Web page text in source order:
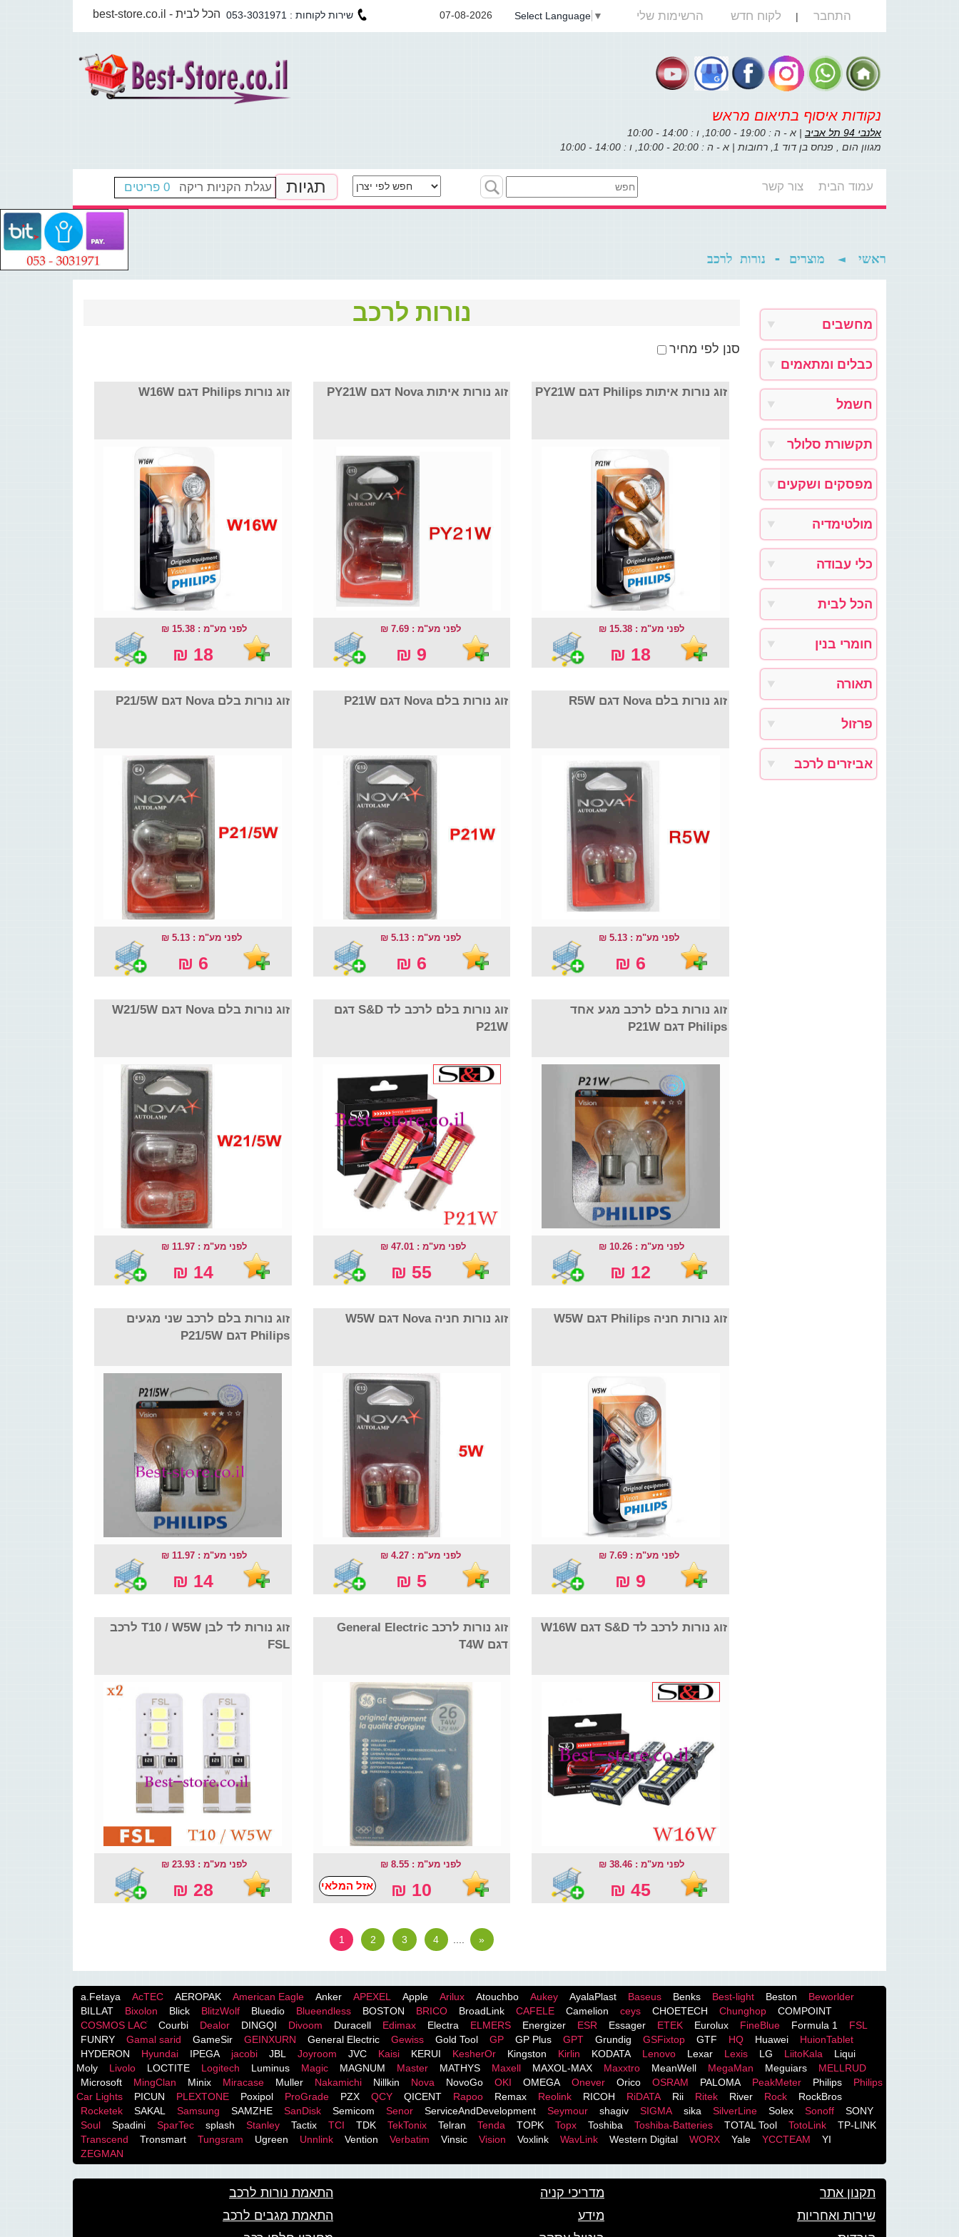
best-store.co.il - הכל לבית 07-08-2026 הרשימות שלי התחבר | לקוח חדש Select Language ▼
נקודות איסוף בתיאום מראש
אלנבי 94 תל אביב
| א - ה : 19:00 - 10:00, ו : 14:00 - 10:00
מגוון הום , פנחס בן דוד 1, רחובות | א - ה : 20:00 - 10:00, ו : 14:00 - 10:00
עמוד הבית צור קשר תגיות עגלת הקניות ריקה 0 פריטים
ראשי ◄ מוצרים - נורות לרכב
נורות לרכב
סנן לפי מחיר
זוג נורות Philips דגם W16W
לפני מע"מ : 15.38 ₪
18 ₪
זוג נורות איתות Nova דגם PY21W
לפני מע"מ : 7.69 ₪
9 ₪
זוג נורות איתות Philips דגם PY21W
לפני מע"מ : 15.38 ₪
18 ₪
זוג נורות בלם Nova דגם P21/5W
לפני מע"מ : 5.13 ₪
6 ₪
זוג נורות בלם Nova דגם P21W
לפני מע"מ : 5.13 ₪
6 ₪
זוג נורות בלם Nova דגם R5W
לפני מע"מ : 5.13 ₪
6 ₪
זוג נורות בלם Nova דגם W21/5W
לפני מע"מ : 11.97 ₪
14 ₪
זוג נורות בלם לרכב לד S&D דגם
P21W
לפני מע"מ : 47.01 ₪
55 ₪
זוג נורות בלם לרכב מגע אחד
Philips דגם P21W
לפני מע"מ : 10.26 ₪
12 ₪
זוג נורות בלם לרכב שני מגעים
Philips דגם P21/5W
לפני מע"מ : 11.97 ₪
14 ₪
זוג נורות חניה Nova דגם W5W
לפני מע"מ : 4.27 ₪
5 ₪
זוג נורות חניה Philips דגם W5W
לפני מע"מ : 7.69 ₪
9 ₪
זוג נורות לד לבן T10 / W5W לרכב
FSL
לפני מע"מ : 23.93 ₪
28 ₪
זוג נורות לרכב General Electric
דגם T4W
לפני מע"מ : 8.55 ₪
10 ₪ אזל המלאי
זוג נורות לרכב לד S&D דגם W16W
לפני מע"מ : 38.46 ₪
45 ₪
1 2 3 4 »
מחשבים
כבלים ומתאמים
חשמל
תקשורת סלולר
מפסקים ושקעים
מולטימדיה
כלי עבודה
הכל לבית
חומרי בנין
תאורה
פרזול
אביזרים לרכב
a.Fetaya AcTEC AEROPAK American Eagle Anker APEXEL Apple Arilux Atouchbo Aukey AyalaPlast Baseus Benks Best-light Beston
Beworlder
BILLAT
Bixolon Blick BlitzWolf Bluedio Blueendless BOSTON BRICO BroadLink CAFELE Camelion ceys CHOETECH Chunghop
COMPOINT
COSMOS LACֹ
Courbi Dealor DINGQI Divoom Duracell Edimax Electra ELMERS Energizer ESR Essager ETEK Eurolux FineBlue Formula 1
FSL
FUNRY
Gamal sarid GameSir GEINXURN General Electric Gewiss Gold Tool GP GP Plus GPT Grundig GSFixtop GTF HQ Huawei
HuionTablet
HYDERON
Hyundai IPEGA jacobi JBL Joyroom JVC Kaisi KERUI KesherOr Kingston Kirlin KODATA Lenovo Lexar Lexis LG LiitoKala
Liqui
Moly
Livolo LOCTITE Logitech Luminus Magic MAGNUM Master MATHYS Maxell MAXOL-MAX Maxxtro MeanWell MegaMan Meguiars
MELLRUD
Microsoft
MingClan Minix Miracase Muller Nakamichi Nillkin Nova NovoGo OKI OMEGA Onever Orico OSRAM PALOMA PeakMeter Philips
Philips
Car Lights
PICUN PLEXTONE Poxipol ProGrade PZX QCY QICENT Rapoo Remax Reolink RICOH RiDATA Rii Ritek River Rock
RockBros
Rocketek
SAKAL Samsung SAMZHE SanDisk Semicom Senor ServiceAndDevelopment Seymour shagiv SIGMA sika SilverLine Solex Sonoff
SONY
Soul
Spadini SparTec splash Stanley Tactix TCI TDK TekTonix Telran Tenda TOPK Topx Toshiba Toshiba-Batteries TOTAL Tool TotoLink
TP-LINK
Transcend
Tronsmart Tungsram Ugreen Unnlink Vention Verbatim Vinsic Vision Voxlink WavLink Western Digital WORX Yale YCCTEAM
YI
ZEGMAN
התאמת נורות לרכב
התאמת מגבים לרכב
מדריכי קניה
מידע
תקנון אתר
שירות ואחריות